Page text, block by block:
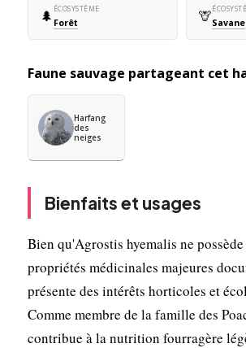
🌲 ÉCOSYSTÈME
Forêt 🦒Savane
Faune sauvage partageant cet
Harfang
des
neiges
Bienfaits et usages
Bien qu'Agrostis hyemalis ne possède
propriétés médicinales majeures
présente des intérêts horticoles et
Comme membre de la famille des
contribue à la nutrition fourragère